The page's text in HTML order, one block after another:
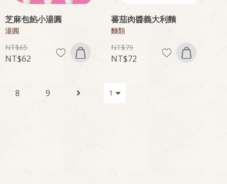
芝麻包餡小湯圓
湯圓
65
62
蕃茄肉醬義大利麵
麵類
79
72
8 9